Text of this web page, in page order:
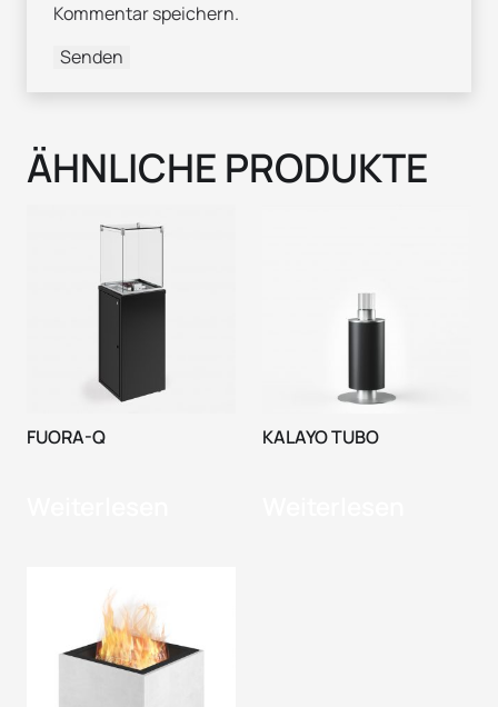
Kommentar speichern.
ÄHNLICHE PRODUKTE
FUORA-Q KALAYO TUBO